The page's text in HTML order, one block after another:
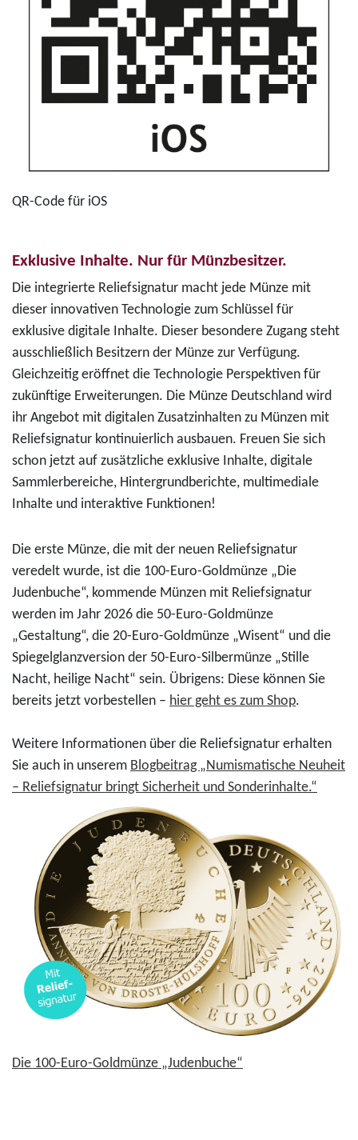
QR-Code für iOS
Exklusive Inhalte. Nur für Münzbesitzer.
Die integrierte Reliefsignatur macht jede Münze mit
dieser innovativen Technologie zum Schlüssel für
exklusive digitale Inhalte. Dieser besondere Zugang steht
ausschließlich Besitzern der Münze zur Verfügung.
Gleichzeitig eröffnet die Technologie Perspektiven für
zukünftige Erweiterungen. Die Münze Deutschland wird
ihr Angebot mit digitalen Zusatzinhalten zu Münzen mit
Reliefsignatur kontinuierlich ausbauen. Freuen Sie sich
schon jetzt auf zusätzliche exklusive Inhalte, digitale
Sammlerbereiche, Hintergrundberichte, multimediale
Inhalte und interaktive Funktionen!
Die erste Münze, die mit der neuen Reliefsignatur
veredelt wurde, ist die 100-Euro-Goldmünze „Die
Judenbuche“, kommende Münzen mit Reliefsignatur
werden im Jahr 2026 die 50-Euro-Goldmünze
„Gestaltung“, die 20-Euro-Goldmünze „Wisent“ und die
Spiegelglanzversion der 50-Euro-Silbermünze „Stille
Nacht, heilige Nacht“ sein. Übrigens: Diese können Sie
bereits jetzt vorbestellen – hier geht es zum Shop.
Weitere Informationen über die Reliefsignatur erhalten
Sie auch in unserem Blogbeitrag „Numismatische Neuheit
– Reliefsignatur bringt Sicherheit und Sonderinhalte.“
Die 100-Euro-Goldmünze „Judenbuche“